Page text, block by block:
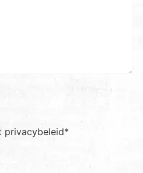
privacybeleid*